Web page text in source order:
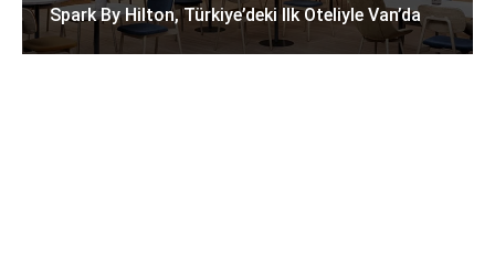
Spark By Hilton, Türkiye’deki Ilk Oteliyle Van’da